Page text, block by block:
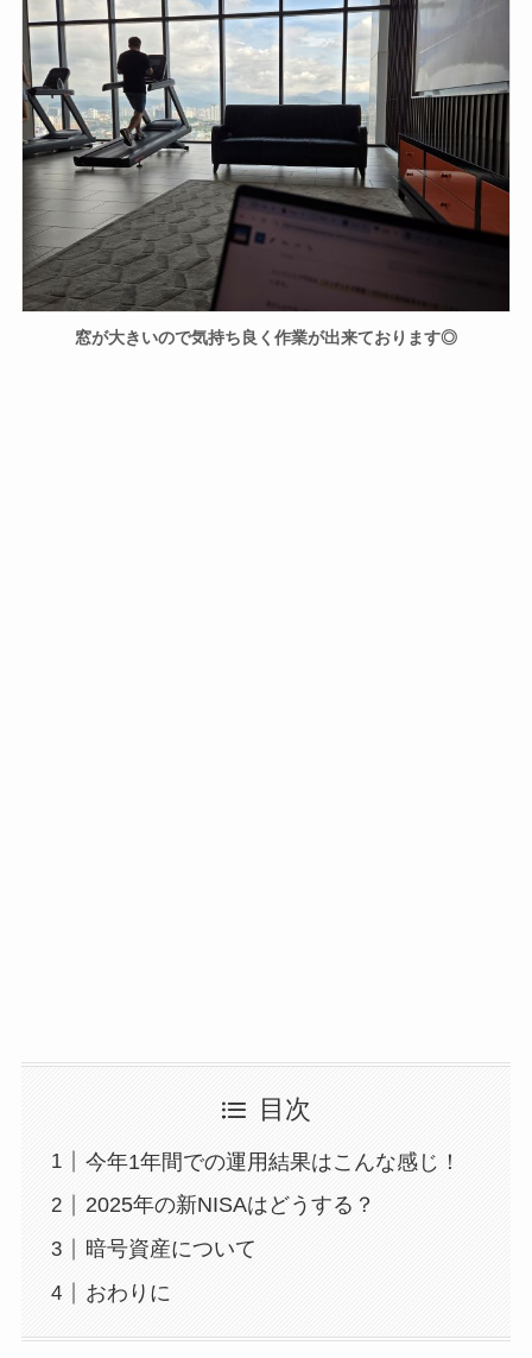
窓が大きいので気持ち良く作業が出来ております◎
目次
今年1年間での運用結果はこんな感じ！
2025年の新NISAはどうする？
暗号資産について
おわりに